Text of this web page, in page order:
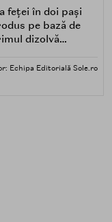
feței în doi pași
pe bază de
dizolvă
solubile în
Echipa Editorială Sole.ro